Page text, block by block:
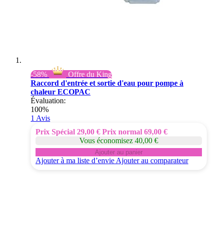
-58%
Offre du King
Raccord d'entrée et sortie d'eau pour pompe à
chaleur ECOPAC
Évaluation:
100%
1 Avis
Prix Spécial 29,00 € Prix normal 69,00 €
Vous économisez 40,00 €
Ajouter au panier
Ajouter à ma liste d’envie Ajouter au comparateur